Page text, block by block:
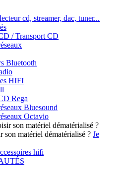
cd, streamer, dac, tuner...
/ Transport CD
Bluetooth
HIFI
Rega
Bluesound
Octavio
son matériel dématérialisé ? Je
hifi